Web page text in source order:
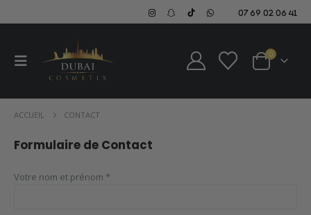
07 69 02 06 41
0
ACCUEIL CONTACT
Formulaire de Contact
Votre nom et prénom *